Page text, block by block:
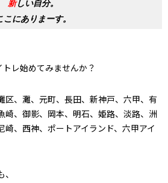
新しい自分。
こにありまーす。
レ始めてみませんか？
区、灘、元町、長田、新神戸、六甲、有
崎、御影、岡本、明石、姫路、淡路、洲
、西神、ポートアイランド、六甲アイ